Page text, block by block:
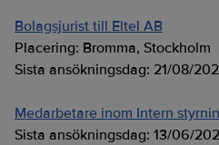
Bolagsjurist till Eltel AB
Placering: Bromma, Stockholm
Sista ansökningsdag: 21/08/
Medarbetare inom Intern
Sista ansökningsdag: 13/06/